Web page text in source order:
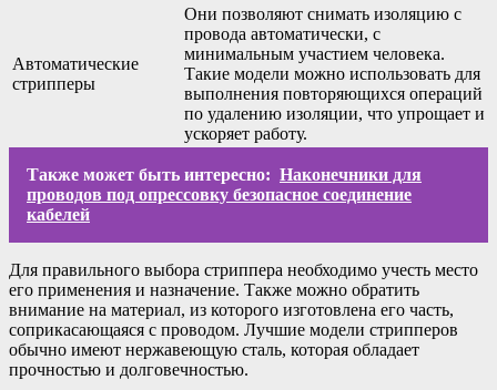
Автоматические
стрипперы
Они позволяют снимать изоляцию с
провода автоматически, с
минимальным участием человека.
Такие модели можно использовать для
выполнения повторяющихся операций
по удалению изоляции, что упрощает и
ускоряет работу.
Также может быть интересно: Наконечники для
проводов под опрессовку безопасное соединение
кабелей
Для правильного выбора стриппера необходимо учесть место
его применения и назначение. Также можно обратить
внимание на материал, из которого изготовлена его часть,
соприкасающаяся с проводом. Лучшие модели стрипперов
обычно имеют нержавеющую сталь, которая обладает
прочностью и долговечностью.